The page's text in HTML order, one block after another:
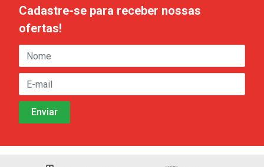
Cadastre-se para receber nossas
ofertas!